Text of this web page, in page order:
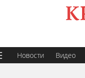
Новости Видео